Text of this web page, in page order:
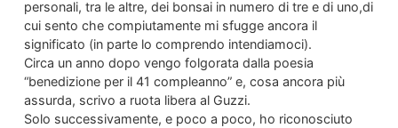
personali, tra le altre, dei bonsai in numero di tre e di uno,di
cui sento che compiutamente mi sfugge ancora il
significato (in parte lo comprendo intendiamoci).
Circa un anno dopo vengo folgorata dalla poesia
“benedizione per il 41 compleanno” e, cosa ancora più
assurda, scrivo a ruota libera al Guzzi.
Solo successivamente, e poco a poco, ho riconosciuto